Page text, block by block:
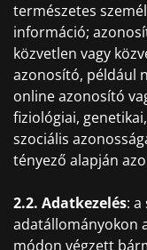
természetes
információ;
közvetlen vagy
azonosító, például
online azonosító
fiziológiai,
szociális
tényező alapján
2.2. Adatkezelés:
adatállományokon
módon végzett